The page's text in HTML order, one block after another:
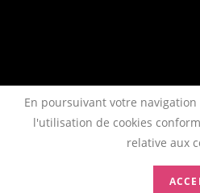
Copyright 2026 -
En poursuivant votre navigation
l'utilisation de cookies
relative aux